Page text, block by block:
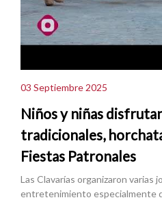
03 Septiembre 2025
Niños y niñas
tradicionales,
Fiestas Patronales
Las Clavarías organizaron varias
entretenimiento especialmente